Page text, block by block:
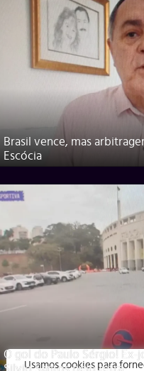
Brasil vence, mas
Escócia
O gol do Paulo Sérgio!
Usamos cookies para